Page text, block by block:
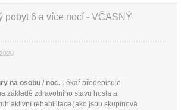
pobyt 6 a více nocí - VČASNÝ
na osobu / noc. Lékař předepisuje
základě zdravotního stavu hosta a
aktivní rehabilitace jako jsou skupinová